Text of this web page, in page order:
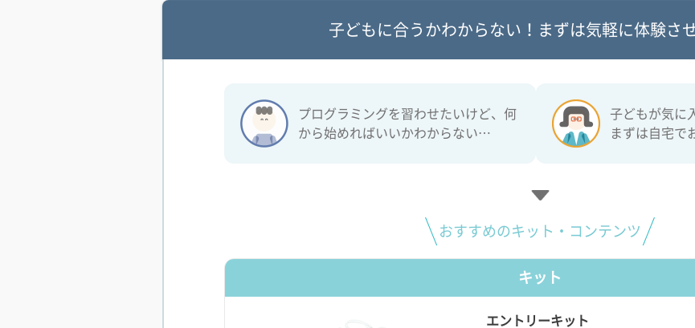
子どもに合うかわからない！まずは気軽に体験さ
プログラミングを習わせたいけど、何
から始めればいいかわからない…
子どもが気に
まずは自宅で
おすすめのキット・コンテンツ
キット
エントリーキット